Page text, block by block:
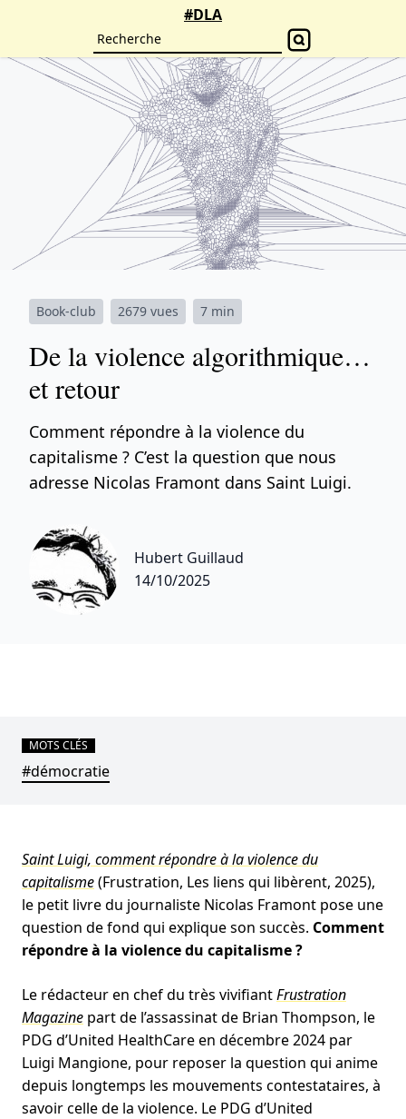
#DLA
Book-club 2679 vues 7 min
De la violence algorithmique…
et retour
Comment répondre à la violence du
capitalisme ? C’est la question que nous
adresse Nicolas Framont dans Saint Luigi.
Hubert Guillaud
14/10/2025
MOTS CLÉS
#démocratie
Saint Luigi, comment répondre à la violence du
capitalisme(Frustration, Les liens qui libèrent, 2025),
le petit livre du journaliste Nicolas Framont pose une
question de fond qui explique son succès. Comment
répondre à la violence du capitalisme ?
Le rédacteur en chef du très vivifiantFrustration
Magazine part de l’assassinat de Brian Thompson, le
PDG d’United HealthCare en décembre 2024 par
Luigi Mangione, pour reposer la question qui anime
depuis longtemps les mouvements contestataires, à
savoir celle de la violence. Le PDG d’United